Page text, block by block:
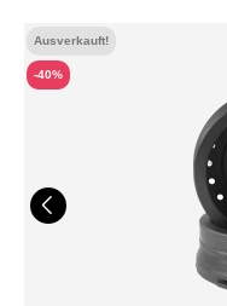
Ausverkauft!
-40%